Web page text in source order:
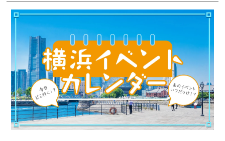
観光ガイド